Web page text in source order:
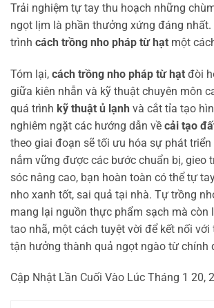
Trải nghiệm tự tay thu hoạch những
ngọt lịm là phần thưởng xứng đáng nhất.
trình cách trồng nho pháp từ hạt một
Tóm lại, cách trồng nho pháp từ hạt đòi
giữa kiên nhẫn và kỹ thuật chuyên môn
quá trình kỹ thuật ủ lạnh và cắt tỉa tạo
nghiêm ngặt các hướng dẫn về cải tạo
theo giai đoạn sẽ tối ưu hóa sự phát triển
nắm vững được các bước chuẩn bị, gieo
sóc nâng cao, bạn hoàn toàn có thể tự
nho xanh tốt, sai quả tại nhà. Tự trồng
mang lại nguồn thực phẩm sạch mà còn
tao nhã, một cách tuyệt vời để kết nối với
tận hưởng thành quả ngọt ngào từ chính
Cập Nhật Lần Cuối Vào Lúc Tháng 1 20,